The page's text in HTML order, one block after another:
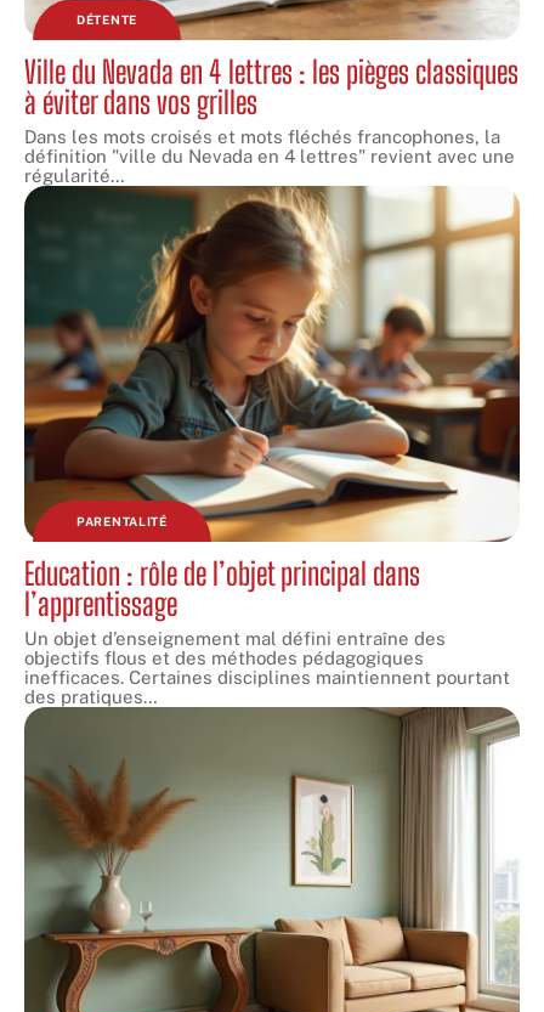
DÉTENTE
Ville du Nevada en 4 lettres : les pièges classiques
à éviter dans vos grilles
Dans les mots croisés et mots fléchés francophones, la
définition "ville du Nevada en 4 lettres" revient avec une
régularité…
PARENTALITÉ
Education : rôle de l’objet principal dans
l’apprentissage
Un objet d’enseignement mal défini entraîne des
objectifs flous et des méthodes pédagogiques
inefficaces. Certaines disciplines maintiennent pourtant
des pratiques…